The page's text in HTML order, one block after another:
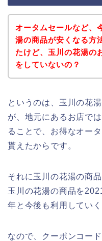
オータムセールなど、
湯の商品が安くなる方
たけど、玉川の花湯の
をしていないの？
というのは、玉川の花
が、地元にあるお店で
ることで、お得なオー
貰えたからです。
それに玉川の花湯の商
玉川の花湯の商品を
年と今後も利用してい
なので、クーポンコー